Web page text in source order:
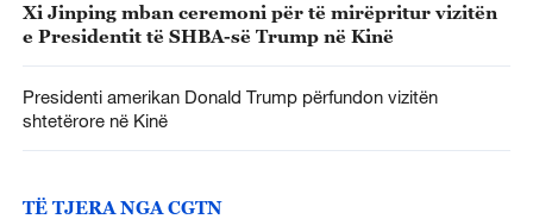
Xi Jinping mban ceremoni për të mirëpritur vizitën
e Presidentit të SHBA-së Trump në Kinë
Presidenti amerikan Donald Trump përfundon vizitën
shtetërore në Kinë
TË TJERA NGA CGTN